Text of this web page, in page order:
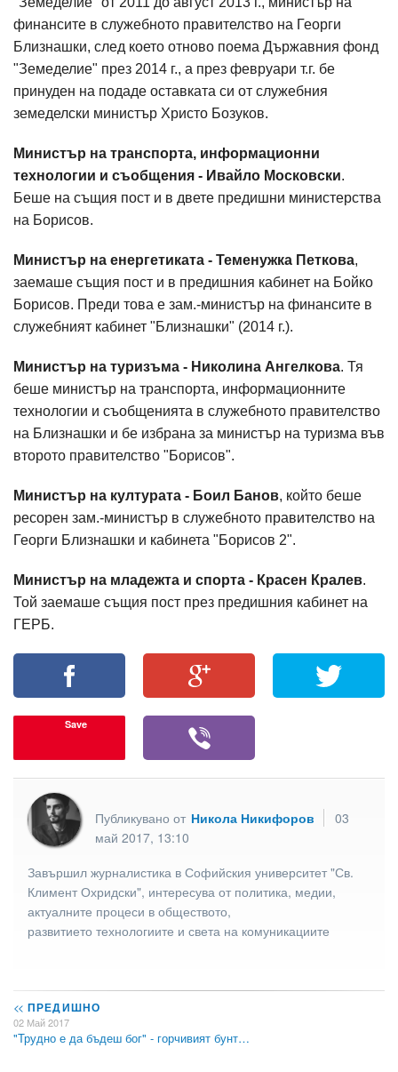
финансите в служебното правителство на Георги
Близнашки, след което отново поема Държавния фонд
"Земеделие" през 2014 г., а през февруари т.г. бе
принуден на подаде оставката си от служебния
земеделски министър Христо Бозуков.
Министър на транспорта, информационни
технологии и съобщения - Ивайло Московски.
Беше на същия пост и в двете предишни министерства
на Борисов.
Министър на енергетиката - Теменужка Петкова,
заемаше същия пост и в предишния кабинет на Бойко
Борисов. Преди това е зам.-министър на финансите в
служебният кабинет "Близнашки" (2014 г.).
Министър на туризъма - Николина Ангелкова. Тя
беше министър на транспорта, информационните
технологии и съобщенията в служебното правителство
на Близнашки и бе избрана за министър на туризма във
второто правителство "Борисов".
Министър на културата - Боил Банов, който беше
ресорен зам.-министър в служебното правителство на
Георги Близнашки и кабинета "Борисов 2".
Министър на младежта и спорта - Красен Кралев.
Той заемаше същия пост през предишния кабинет на
ГЕРБ.
Save
Публикувано от Никола Никифоров
03
май 2017, 13:10
Завършил журналистика в Софийския университет "Св.
Климент Охридски", интересува от политика, медии,
актуалните процеси в обществото,
развитието технологиите и света на комуникациите
<< ПРЕДИШНО
02 Май 2017
"Трудно е да бъдеш бог" - горчивият бунт…